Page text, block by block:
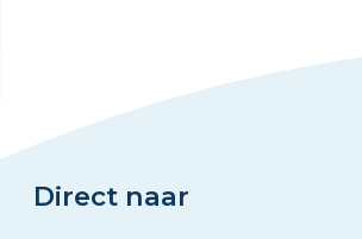
Direct naar